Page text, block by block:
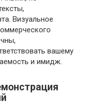
Визуальное
вашему
и имидж.